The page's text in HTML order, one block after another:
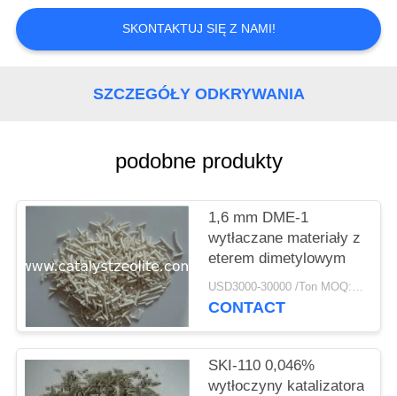
SPRAWY
SITEMAP
SKONTAKTUJ SIĘ Z NAMI!
SZCZEGÓŁY ODKRYWANIA
podobne produkty
1,6 mm DME-1
wytłaczane materiały z
eterem dimetylowym
USD3000-30000 /Ton MOQ:1 KG
CONTACT
SKI-110 0,046%
wytłoczyny katalizatora